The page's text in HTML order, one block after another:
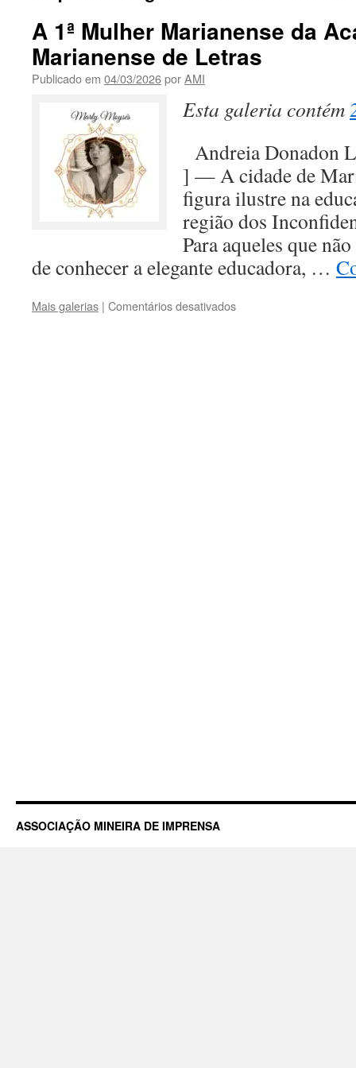
A 1ª Mulher Marianense da
Marianense de Letras
Publicado em 04/03/2026porAMI
Esta galeria contém
Andreia Donadon
] — A cidade de
figura ilustre na
região dos
Para aqueles que
de conhecer a elegante educadora, …
Mais galerias | Comentários desativadosem
ASSOCIAÇÃO MINEIRA DE IMPRENSA